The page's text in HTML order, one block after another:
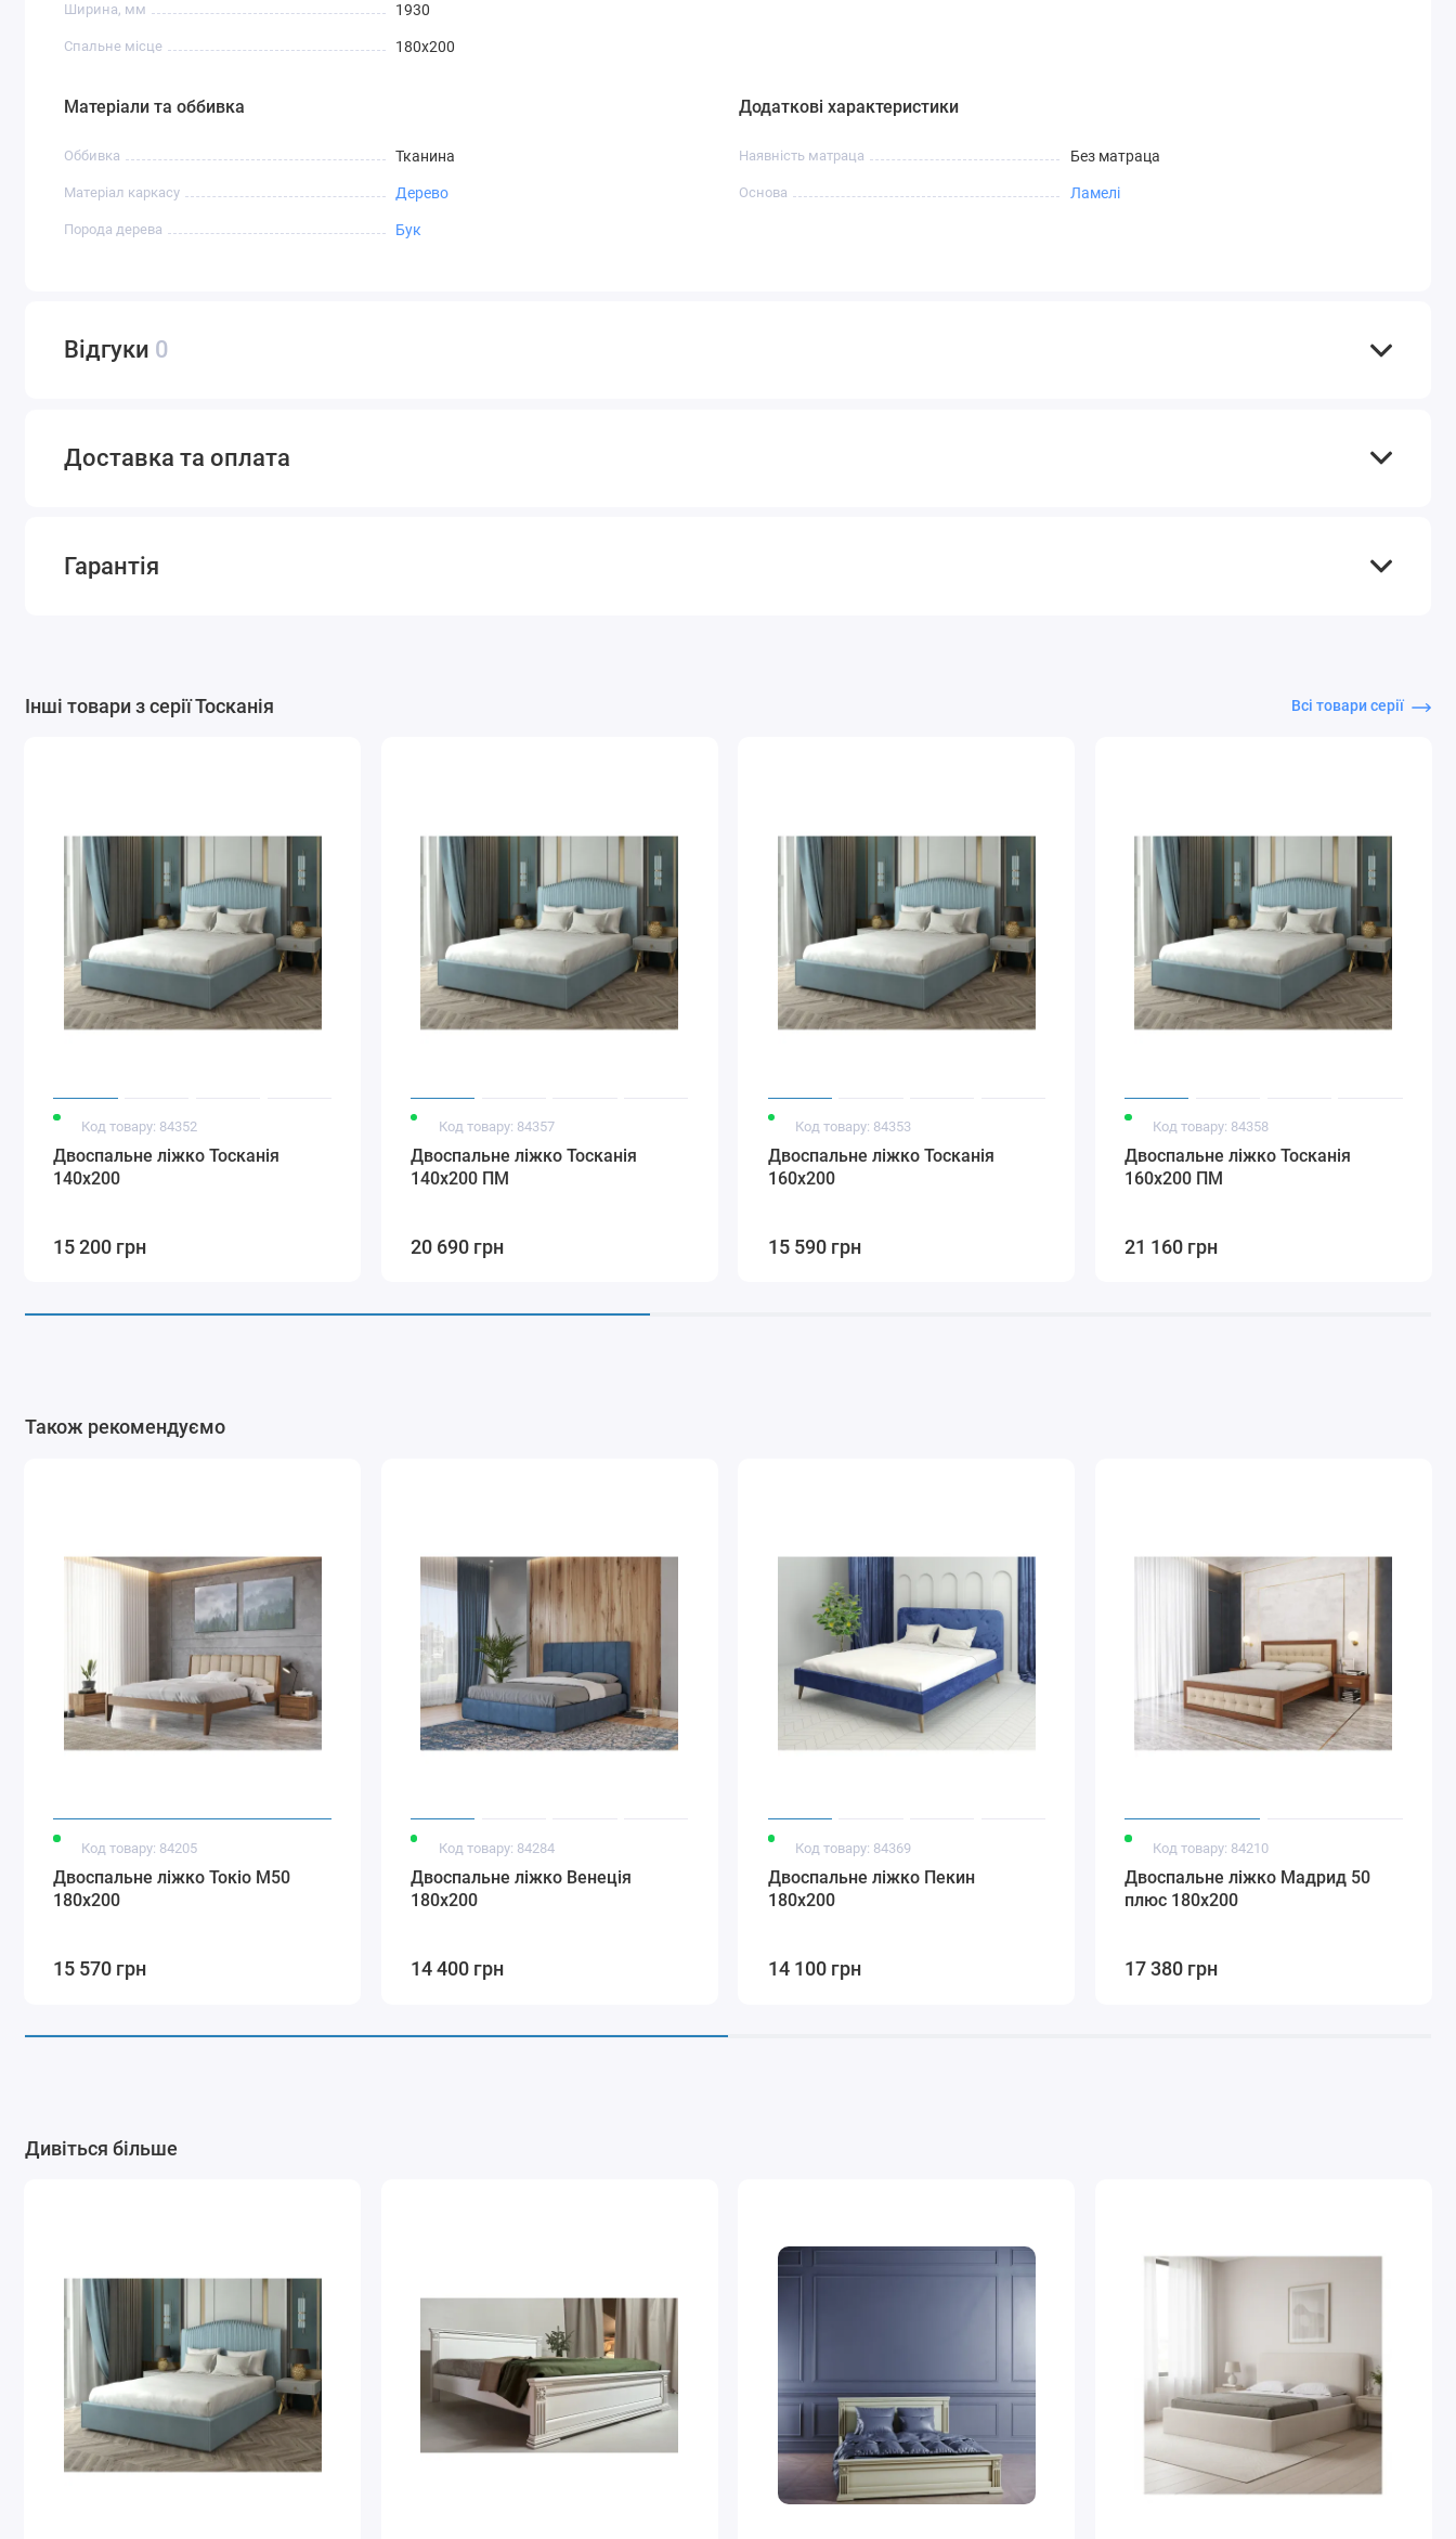
Ширина, мм 1930
Спальне місце 180х200
Матеріали та оббивка
Оббивка Тканина
Матеріал каркасу Дерево
Порода дерева Бук
Додаткові характеристики
Наявність матраца Без матраца
Основа Ламелі
Відгуки 0
Доставка та оплата
Гарантія
Інші товари з серії Тосканія Всі товари серії
Код товару: 84352
Двоспальне ліжко Тосканія
140х200
15 200 грн
Код товару: 84357
Двоспальне ліжко Тосканія
140х200 ПМ
20 690 грн
Код товару: 84353
Двоспальне ліжко Тосканія
160х200
15 590 грн
Код товару: 84358
Двоспальне ліжко Тосканія
160х200 ПМ
21 160 грн
Також рекомендуємо
Код товару: 84205
Двоспальне ліжко Токіо М50
180х200
15 570 грн
Код товару: 84284
Двоспальне ліжко Венеція
180х200
14 400 грн
Код товару: 84369
Двоспальне ліжко Пекин
180х200
14 100 грн
Код товару: 84210
Двоспальне ліжко Мадрид 50
плюс 180х200
17 380 грн
Дивіться більше